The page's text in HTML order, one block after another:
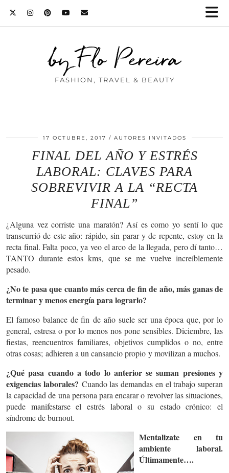
by Flo Pereira
FASHION, TRAVEL & BEAUTY
17 OCTUBRE, 2017 AUTORES INVITADOS
FINAL DEL AÑO Y ESTRÉS
LABORAL: CLAVES PARA
SOBREVIVIR A LA “RECTA
FINAL”
¿Alguna vez corriste una maratón? Así es como yo sentí lo que
transcurrió de este año: rápido, sin parar y de repente,estoy en la
recta final. Falta poco, ya veo el arco de la llegada, pero dí tanto…
TANTO durante estos kms, que se me vuelve increíblemente
pesado.
¿No te pasa que cuanto más cerca de fin de año, más ganas de
terminar y menos energía para lograrlo?
El famosobalance de fin de añosuele ser una época que, por lo
general, estresa o por lo menos nos pone sensibles. Diciembre, las
fiestas, reencuentros familiares, objetivos cumplidos o no, entre
otras cosas; adhieren a un cansancio propio y movilizan a muchos.
¿Qué pasa cuando a todo lo anterior se suman presiones y
exigencias laborales? Cuando las demandas en el trabajo superan
la capacidad de una persona para encarar o revolver las situaciones,
puede manifestarse el estrés laboral o su estado crónico: el
síndrome de burnout.
Mentalizate en tu
ambiente laboral.
Últimamente….